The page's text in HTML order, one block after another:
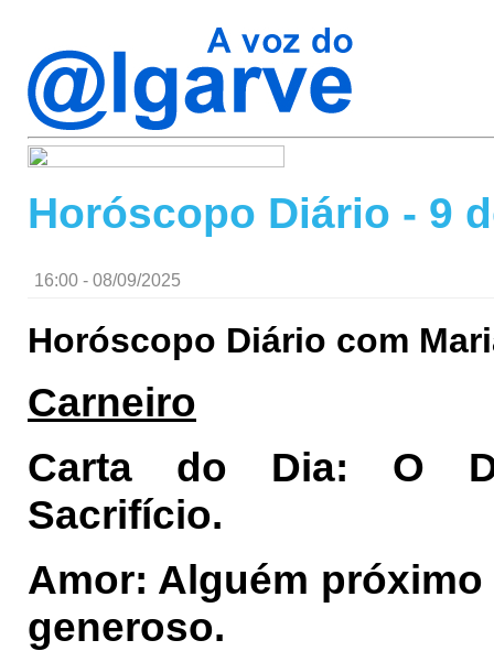
Horóscopo Diário - 9
16:00 - 08/09/2025
Horóscopo Diário com
Carneiro
Carta do Dia: O
Sacrifício.
Amor: Alguém
generoso.